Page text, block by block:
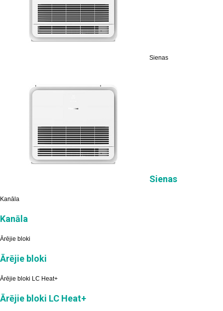
Sienas
Sienas
Kanāla
Kanāla
Ārējie bloki
Ārējie bloki
Ārējie bloki LC Heat+
Ārējie bloki LC Heat+